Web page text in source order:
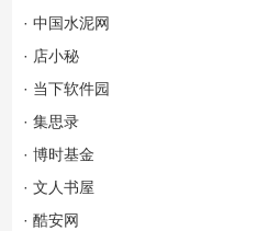
· 中国水泥网
· 店小秘
· 当下软件园
· 集思录
· 博时基金
· 文人书屋
· 酷安网